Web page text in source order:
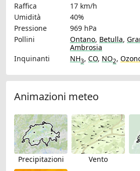
Raffica
17 km/h
Umidità
40%
Pressione
969 hPa
Pollini
Ontano, Betulla,
Ambrosia
Inquinanti
NH3, CO, NO2,
Animazioni meteo
Precipitazioni Vento